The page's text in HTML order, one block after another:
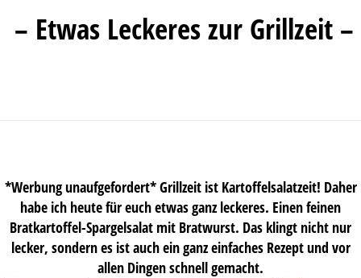
– Etwas Leckeres zur Grillzeit –
*Werbung unaufgefordert* Grillzeit ist Kartoffelsalatzeit! Daher
habe ich heute für euch etwas ganz leckeres. Einen feinen
Bratkartoffel-Spargelsalat mit Bratwurst. Das klingt nicht nur
lecker, sondern es ist auch ein ganz einfaches Rezept und vor
allen Dingen schnell gemacht.